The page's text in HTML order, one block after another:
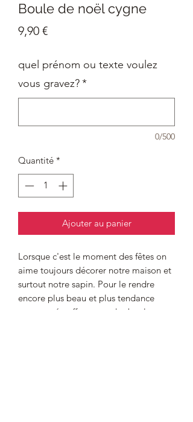
Boule de noël cygne
9,90 €Prix
quel prénom ou texte voulez
vous gravez?*
0/500
Quantité *
Ajouter au panier
Lorsque c'est le moment des fêtes on
aime toujours décorer notre maison et
surtout notre sapin. Pour le rendre
encore plus beau et plus tendance
cette année offrez vous des boules en